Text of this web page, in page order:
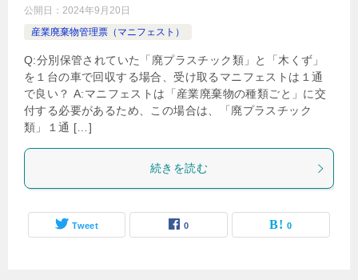
公開日： 2024年9月20日
産業廃棄物管理票（マニフェスト）
Q:分別保管されていた「廃プラスチック類」と「木くず」
を１台の車で回収する場合、受け取るマニフェストは１通
で良い？ A:マニフェストは「産業廃棄物の種類ごと」に交
付する必要があるため、この場合は、「廃プラスチック
類」１通 […]
続きを読む
Tweet 0 0